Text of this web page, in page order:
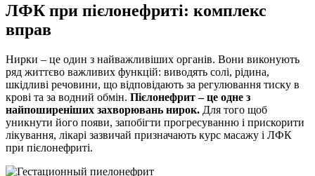
ЛФК при пієлонефриті: комплекс
вправ
Нирки – це один з найважливіших органів. Вони виконують
ряд життєво важливих функцій: виводять солі, рідина,
шкідливі речовини, що відповідають за регулювання тиску в
крові та за водний обмін. Пієлонефрит – це одне з
найпоширеніших захворювань нирок. Для того щоб
уникнути його появи, запобігти прогресуванню і прискорити
лікування, лікарі зазвичай призначають курс масажу і ЛФК
при пієлонефриті.